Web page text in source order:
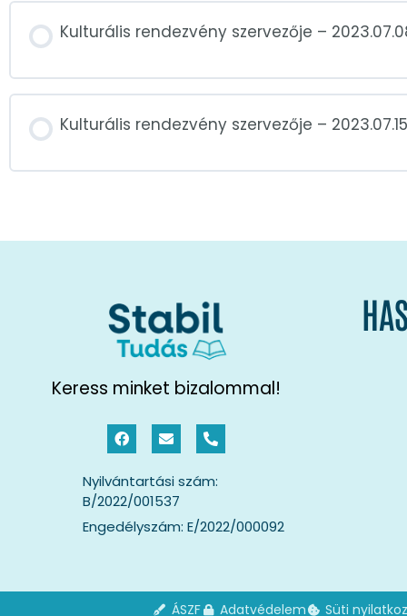
Kulturális rendezvény szervezője –
Kulturális rendezvény szervezője –
Keress minket bizalommal!
Nyilvántartási szám:
B/2022/001537
Engedélyszám: E/2022/000092
ÁSZF Adatvédelem Süti